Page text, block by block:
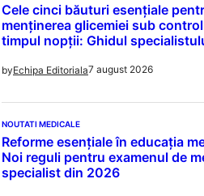
Cele cinci băuturi esențiale
menținerea glicemiei sub
timpul nopții: Ghidul
byEchipa Editoriala7 august 2026
NOUTATI MEDICALE
Reforme esențiale în educația
Noi reguli pentru examenul de
specialist din 2026